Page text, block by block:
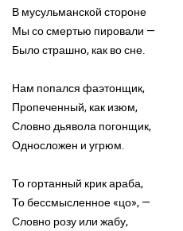
В мусульманской стороне
Мы со смертью пировали —
Было страшно, как во сне.
Нам попался фаэтонщик,
Пропеченный, как изюм,
Словно дьявола погонщик,
Односложен и угрюм.
То гортанный крик араба,
То бессмысленное «цо», —
Словно розу или жабу,